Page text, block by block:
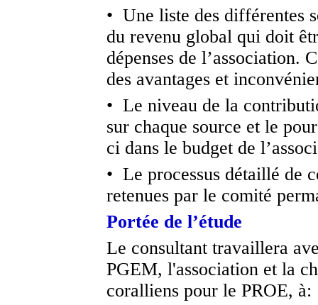
• Une liste des différentes
du revenu global qui doit
dépenses de l’association.
des avantages et
• Le niveau de la
sur chaque source et le
ci dans le budget de
• Le processus détaillé de
retenues par le comité
Portée de l’étude
Le consultant travaillera
PGEM, l'association et la
coralliens pour le PROE, à: